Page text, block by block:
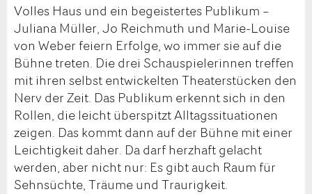
Volles Haus und ein begeistertes Publikum –
Juliana Müller, Jo Reichmuth und Marie-Louise
von Weber feiern Erfolge, wo immer sie auf die
Bühne treten. Die drei Schauspielerinnen treffen
mit ihren selbst entwickelten Theaterstücken den
Nerv der Zeit. Das Publikum erkennt sich in den
Rollen, die leicht überspitzt Alltagssituationen
zeigen. Das kommt dann auf der Bühne mit einer
Leichtigkeit daher. Da darf herzhaft gelacht
werden, aber nicht nur: Es gibt auch Raum für
Sehnsüchte, Träume und Traurigkeit.